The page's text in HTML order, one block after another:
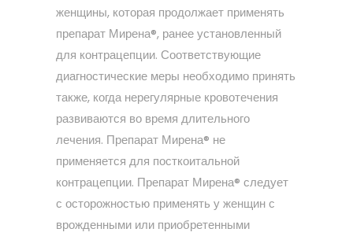
женщины, которая продолжает применять
препарат Мирена®, ранее установленный
для контрацепции. Соответствующие
диагностические меры необходимо принять
также, когда нерегулярные кровотечения
развиваются во время длительного
лечения. Препарат Мирена® не
применяется для посткоитальной
контрацепции. Препарат Мирена® следует
с осторожностью применять у женщин с
врожденными или приобретенными